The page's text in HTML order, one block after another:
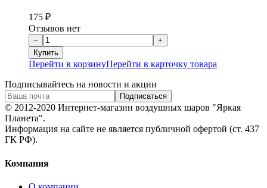
175 ₽
Отзывов нет
Перейти в корзинуПерейти в карточку товара
Подписывайтесь на новости и акции
© 2012-2020 Интернет-магазин воздушных шаров "Яркая
Планета".
Информация на сайте не является публичной офертой (ст. 437
ГК РФ).
Компания